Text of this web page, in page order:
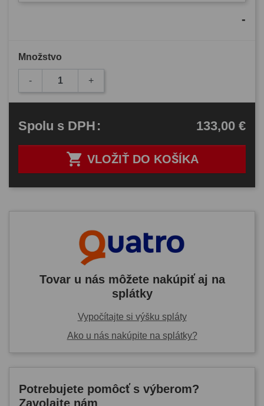
-
Množstvo
- +
 VLOŽIŤ DO KOŠÍKA
Spolu s DPH: 133,00 €
Tovar u nás môžete nakúpiť aj na
splátky
Vypočítajte si výšku spláty
Ako u nás nakúpite na splátky?
Potrebujete pomôcť s výberom?
Zavolajte nám